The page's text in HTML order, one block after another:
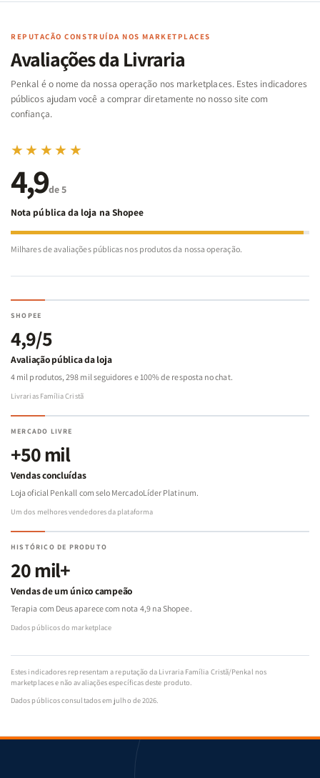
Cartas
Famílias
Bíblia
-
Penkal
Cartas
Famílias
da
Bíblia
-
Penkal
|
de
|
REPUTAÇÃO CONSTRUÍDA NOS MARKETPLACES
Avaliações da Livraria
Penkal é o nome da nossa operação nos marketplaces. Estes indicadores
públicos ajudam você a comprar diretamente no nosso site com
confiança.
★★★★★
4,9de 5
Nota pública da loja na Shopee
Milhares de avaliações públicas nos produtos da nossa operação.
SHOPEE
4,9/5
Avaliação pública da loja
4 mil produtos, 298 mil seguidores e 100% de resposta no chat.
Livrarias Família Cristã
MERCADO LIVRE
+50 mil
Vendas concluídas
Loja oficial Penkall com selo MercadoLíder Platinum.
Um dos melhores vendedores da plataforma
HISTÓRICO DE PRODUTO
20 mil+
Vendas de um único campeão
Terapia com Deus aparece com nota 4,9 na Shopee.
Dados públicos do marketplace
Estes indicadores representam a reputação da Livraria Família Cristã/Penkal nos
marketplaces e não avaliações específicas deste produto.
Dados públicos consultados em julho de 2026.